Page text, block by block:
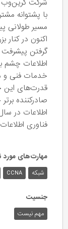
شرکت گرین‌وب
با پشتوانه
مسیر طولانی
اکنون در کنار
گرفتن پیشرفت
اطلاعات چشم
خدمات فنی و
قدرت‌های این
صادرکننده
فناوری اطلاعات در سال
مهارت‌های مورد
شبکه CCNA
جنسیت
مهم نیست